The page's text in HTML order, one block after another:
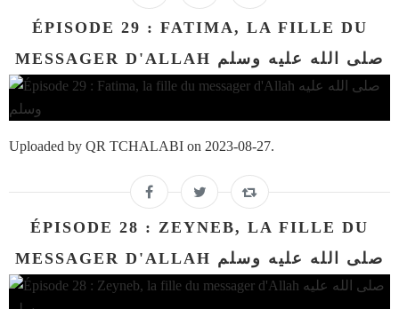
ÉPISODE 29 : FATIMA, LA FILLE DU
MESSAGER D'ALLAH صلى الله عليه وسلم
Uploaded by QR TCHALABI on 2023-08-27.
ÉPISODE 28 : ZEYNEB, LA FILLE DU
MESSAGER D'ALLAH صلى الله عليه وسلم